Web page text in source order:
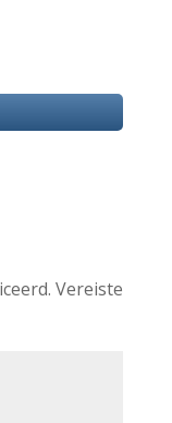
Vereiste